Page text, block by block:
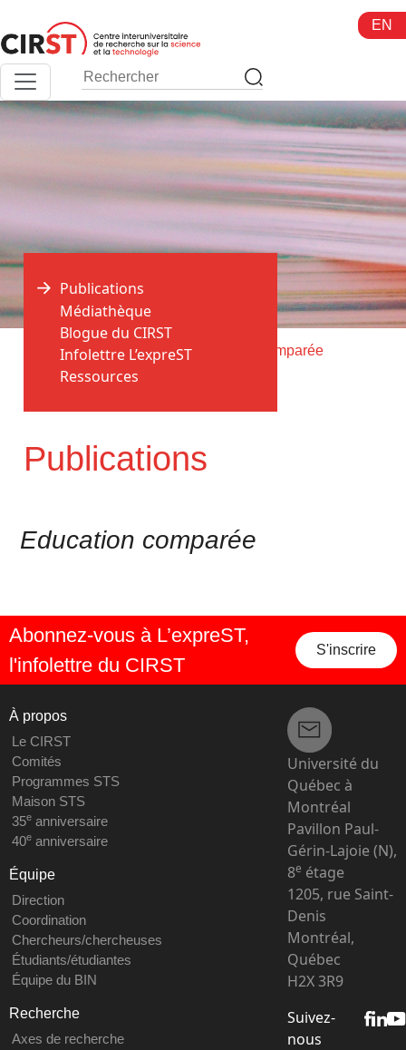
au
contenu
EN
Accueil > Publications > Education comparée
Publications
Publications
Médiathèque
Blogue du CIRST
Infolettre L’expreST
Ressources
Education comparée
Abonnez-vous à L’expreST,
l'infolettre du CIRST
S'inscrire
À propos
Le CIRST
Comités
Programmes STS
Maison STS
35eanniversaire
40eanniversaire
Équipe
Direction
Coordination
Chercheurs/chercheuses
Étudiants/étudiantes
Équipe du BIN
Recherche
Axes de recherche
Université du
Québec à
Montréal
Pavillon Paul-
Gérin-Lajoie (N),
8e étage
1205, rue Saint-
Denis
Montréal,
Québec
H2X 3R9
Suivez-
nous